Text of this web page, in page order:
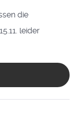
die
leider